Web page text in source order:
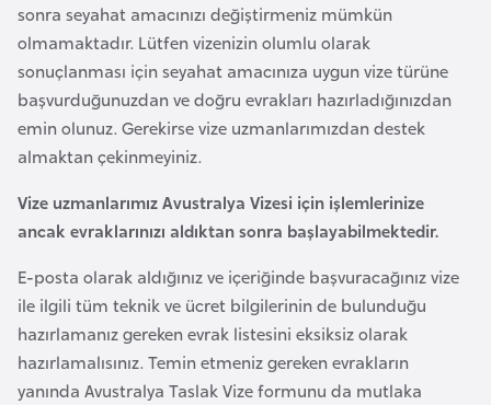
sonra seyahat amacınızı değiştirmeniz mümkün
olmamaktadır. Lütfen vizenizin olumlu olarak
sonuçlanması için seyahat amacınıza uygun vize türüne
başvurduğunuzdan ve doğru evrakları hazırladığınızdan
emin olunuz. Gerekirse vize uzmanlarımızdan destek
almaktan çekinmeyiniz.
Vize uzmanlarımız Avustralya Vizesi için işlemlerinize
ancak evraklarınızı aldıktan sonra başlayabilmektedir.
E-posta olarak aldığınız ve içeriğinde başvuracağınız vize
ile ilgili tüm teknik ve ücret bilgilerinin de bulunduğu
hazırlamanız gereken evrak listesini eksiksiz olarak
hazırlamalısınız. Temin etmeniz gereken evrakların
yanında Avustralya Taslak Vize formunu da mutlaka
Ç
i
n
D
n
i
a